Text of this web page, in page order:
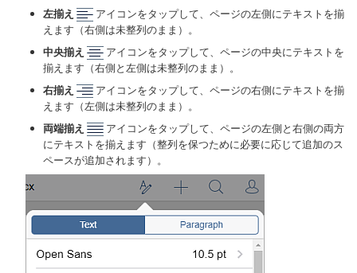
左揃え
アイコンをタップして、ページの左側にテキストを揃
えます（右側は未整列のまま）。
中央揃え
アイコンをタップして、ページの中央にテキストを
揃えます（右側と左側は未整列のまま）。
右揃え
アイコンをタップして、ページの右側にテキストを揃
えます（左側は未整列のまま）。
両端揃え
アイコンをタップして、ページの左側と右側の両方
にテキストを揃えます（整列を保つために必要に応じて追加のス
ペースが追加されます）。